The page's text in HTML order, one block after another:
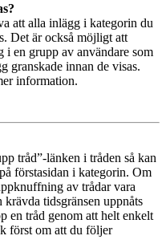
att alla inlägg i kategorin du
Det är också möjligt att
i en grupp av användare som
granskade innan de visas.
information.
tråd”-länken i tråden så kan
förstasidan i kategorin. Om
av trådar vara
tidsgränsen uppnåts
en tråd genom att helt enkelt
först om att du följer